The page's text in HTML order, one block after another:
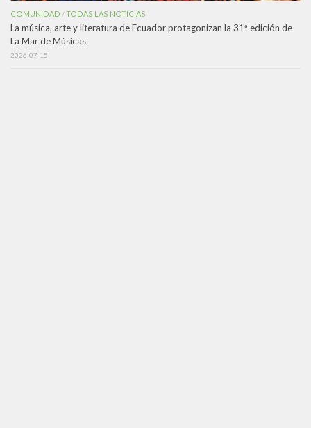
COMUNIDAD /TODAS LAS NOTICIAS
La música, arte y literatura de Ecuador protagonizan la 31ª edición de
La Mar de Músicas
2026-07-15